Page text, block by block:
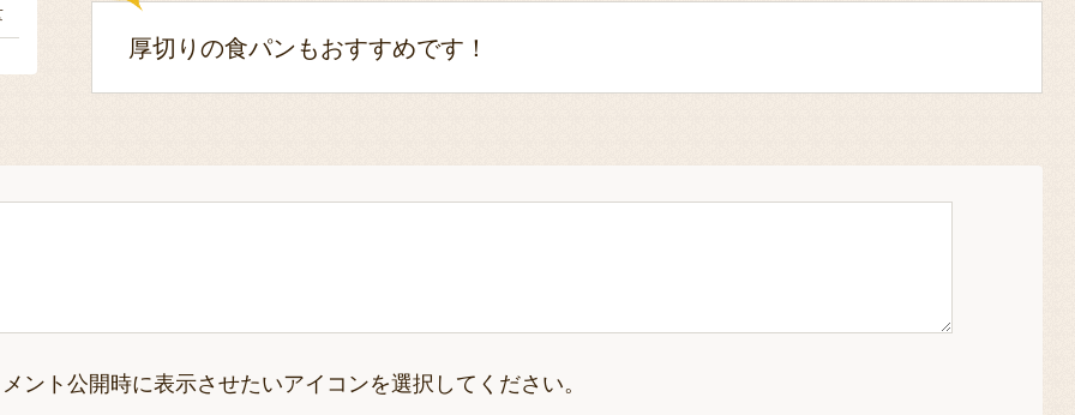
厚切りの食パンもおすすめです！
ント公開時に表示させたいアイコンを選択してください。